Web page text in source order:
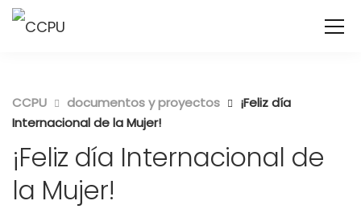
CCPU documentos y proyectos
¡Feliz día
Internacional de la Mujer!
¡Feliz día Internacional de
la Mujer!